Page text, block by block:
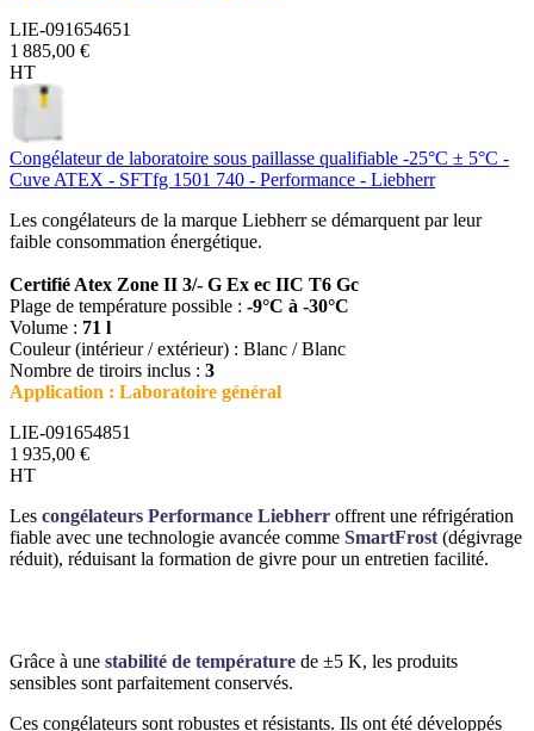
LIE-091654651
1 885,00 €
HT
Congélateur de laboratoire sous paillasse qualifiable -25°C ± 5°C -
Cuve ATEX - SFTfg 1501 740 - Performance - Liebherr
Les congélateurs de la marque Liebherr se démarquent par leur
faible consommation énergétique.
Certifié Atex Zone II 3/- G Ex ec IIC T6 Gc
Plage de température possible : -9°C à -30°C
Volume : 71 l
Couleur (intérieur / extérieur) : Blanc / Blanc
Nombre de tiroirs inclus : 3
Application : Laboratoire général
LIE-091654851
1 935,00 €
HT
Les congélateurs Performance Liebherr offrent une réfrigération
fiable avec une technologie avancée comme SmartFrost (dégivrage
réduit), réduisant la formation de givre pour un entretien facilité.
Grâce à une stabilité de température de ±5 K, les produits
sensibles sont parfaitement conservés.
Ces congélateurs sont robustes et résistants. Ils ont été développés